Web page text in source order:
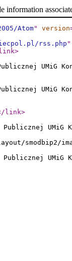
information
Atom" version
rss.php"
>
UMiG
UMiG
link>
UMiG
smodbip2/
UMiG